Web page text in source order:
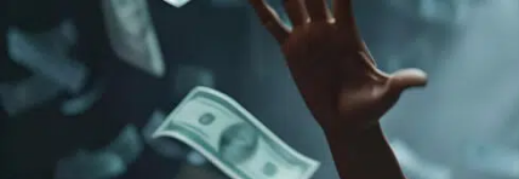
Inhalt
springen